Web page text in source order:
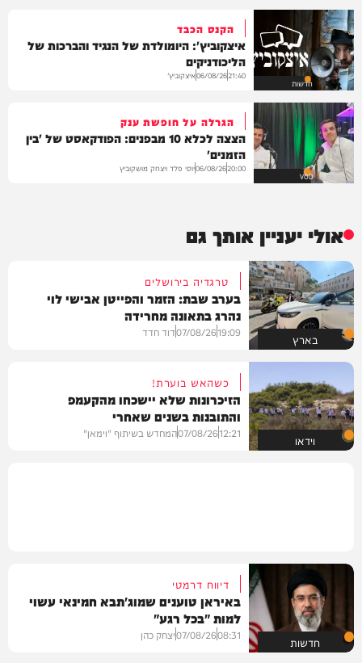
חדשות
הקנס הכבד
איצקוביץ': היומולדת של הנגיד והברכות של
הליכודניקים
21:40
06/08/26איצקוביץ'
VOD
הגרלה על חופשת ענק
הצצה לכלא 10 מבפנים: הפודקאסט של 'בין
הזמנים'
20:00
06/08/26יוסי פלד ויצחק מושקוביץ
אולי יעניין אותך גם
בארץ
טרגדיה בירושלים
בערב שבת: הזמר והפייטן אבישי לוי
נהרג בתאונה מחרידה
19:09
07/08/26דוד חדד
וידאו
כשהאש בוערת!
הזיכרונות שלא יישכחו מהקעמפ
והתובנות בשנים שאחרי
12:21
07/08/26המחדש בשיתוף "וימאן"
חדשות
דיווח דרמטי
באיראן טוענים שמוג'תבא חמינאי עשוי
למות "בכל רגע"
08:31
07/08/26יצחק כהן